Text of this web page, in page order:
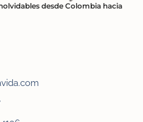
desde Colombia hacia